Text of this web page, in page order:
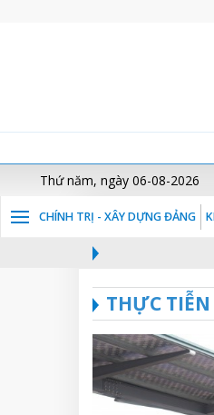
Thứ năm, ngày 06-08-2026
CHÍNH TRỊ - XÂY DỰNG ĐẢNG
THỰC